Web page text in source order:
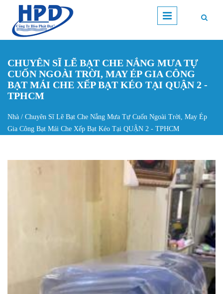
Nhảy đến nội dung
CHUYÊN SĨ LẼ BẠT CHE NẮNG MƯA TỰ
CUỐN NGOÀI TRỜI, MAY ÉP GIA CÔNG
BẠT MÁI CHE XẾP BẠT KÉO TẠI QUẬN 2 -
TPHCM
Bạn đang ở đây
Nhà / Chuyên Sĩ Lẽ Bạt Che Nắng Mưa Tự Cuốn Ngoài Trời, May Ép
Gia Công Bạt Mái Che Xếp Bạt Kéo Tại QUẬN 2 - TPHCM